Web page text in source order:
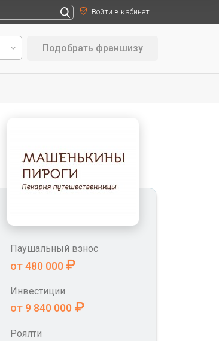
Войти в кабинет
Подобрать франшизу
Паушальный взнос
от 480 000 ₽
Инвестиции
от 9 840 000 ₽
Роялти